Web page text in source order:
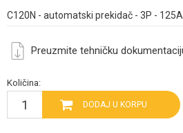
C120N - automatski prekidač - 3P -
Preuzmite tehničku
Količina:
DODAJ U KORPU